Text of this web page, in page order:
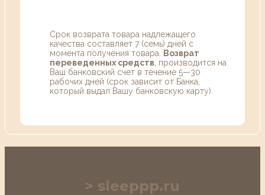
Срок возврата товара надлежащего
качества составляет 7 (семь) дней с
момента получения товара.
Возврат
переведенных средств , производится на
Ваш банковский счет в течение 5—30
рабочих дней (срок зависит от Банка,
который выдал Вашу банковскую карту).
sleeppp.ru